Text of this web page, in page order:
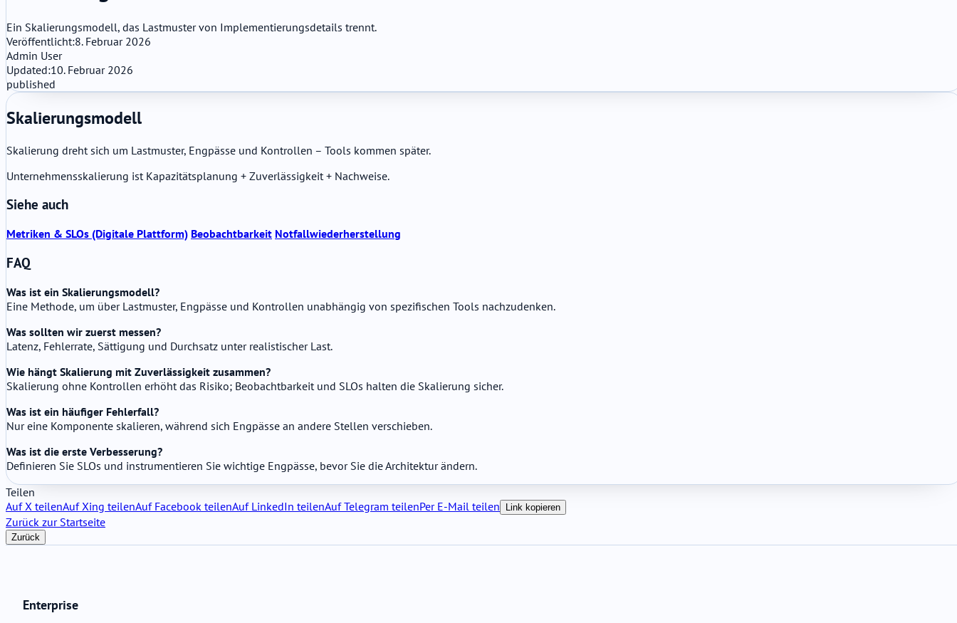
Ein Skalierungsmodell, das Lastmuster von Implementierungsdetails trennt.
Veröffentlicht:8. Februar 2026
Admin User
Updated:10. Februar 2026
published
Skalierungsmodell
Skalierung dreht sich um Lastmuster, Engpässe und Kontrollen – Tools kommen später.
Unternehmensskalierung ist Kapazitätsplanung + Zuverlässigkeit + Nachweise.
Siehe auch
Metriken & SLOs (Digitale Plattform) Beobachtbarkeit Notfallwiederherstellung
FAQ
Was ist ein Skalierungsmodell?
Eine Methode, um über Lastmuster, Engpässe und Kontrollen unabhängig von spezifischen Tools nachzudenken.
Was sollten wir zuerst messen?
Latenz, Fehlerrate, Sättigung und Durchsatz unter realistischer Last.
Wie hängt Skalierung mit Zuverlässigkeit zusammen?
Skalierung ohne Kontrollen erhöht das Risiko; Beobachtbarkeit und SLOs halten die Skalierung sicher.
Was ist ein häufiger Fehlerfall?
Nur eine Komponente skalieren, während sich Engpässe an andere Stellen verschieben.
Was ist die erste Verbesserung?
Definieren Sie SLOs und instrumentieren Sie wichtige Engpässe, bevor Sie die Architektur ändern.
Teilen
Auf X teilenAuf Xing teilenAuf Facebook teilenAuf LinkedIn teilenAuf Telegram teilenPer E-Mail teilen Link kopieren
Zurück zur Startseite
Zurück
Enterprise